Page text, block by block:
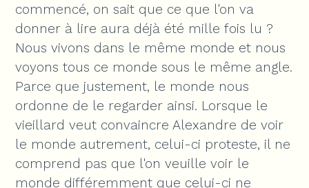
commencé, on sait que ce que l'on va
donner à lire aura déjà été mille fois lu ?
Nous vivons dans le même monde et nous
voyons tous ce monde sous le même angle.
Parce que justement, le monde nous
ordonne de le regarder ainsi. Lorsque le
vieillard veut convaincre Alexandre de voir
le monde autrement, celui-ci proteste, il ne
comprend pas que l'on veuille voir le
monde différemment que celui-ci ne